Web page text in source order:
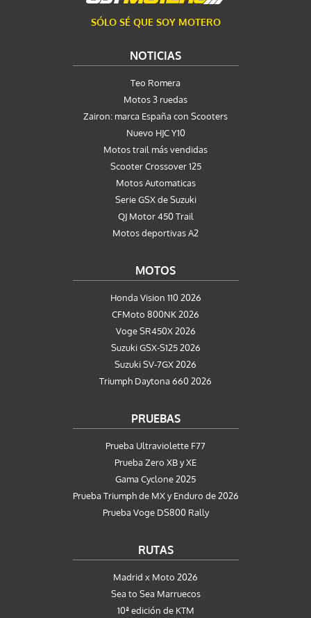
SÓLO SÉ QUE SOY MOTERO
NOTICIAS
Teo Romera
Motos 3 ruedas
Zairon: marca España con Scooters
Nuevo HJC Y10
Motos trail más vendidas
Scooter Crossover 125
Motos Automaticas
Serie GSX de Suzuki
QJ Motor 450 Trail
Motos deportivas A2
MOTOS
Honda Vision 110 2026
CFMoto 800NK 2026
Voge SR450X 2026
Suzuki GSX-S125 2026
Suzuki SV-7GX 2026
Triumph Daytona 660 2026
PRUEBAS
Prueba Ultraviolette F77
Prueba Zero XB y XE
Gama Cyclone 2025
Prueba Triumph de MX y Enduro de 2026
Prueba Voge DS800 Rally
RUTAS
Madrid x Moto 2026
Sea to Sea Marruecos
10ª edición de KTM